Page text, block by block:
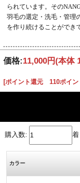
られています。その
羽毛の選定・洗毛・管理
を作り続けることができ
価格:11,000円(本体
[ポイント還元 110ポイン
購入数: 着
カラー